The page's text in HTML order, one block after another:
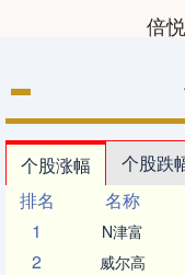
倍
个股涨幅 个股跌
排名
名称
1
N津富
2 威尔高